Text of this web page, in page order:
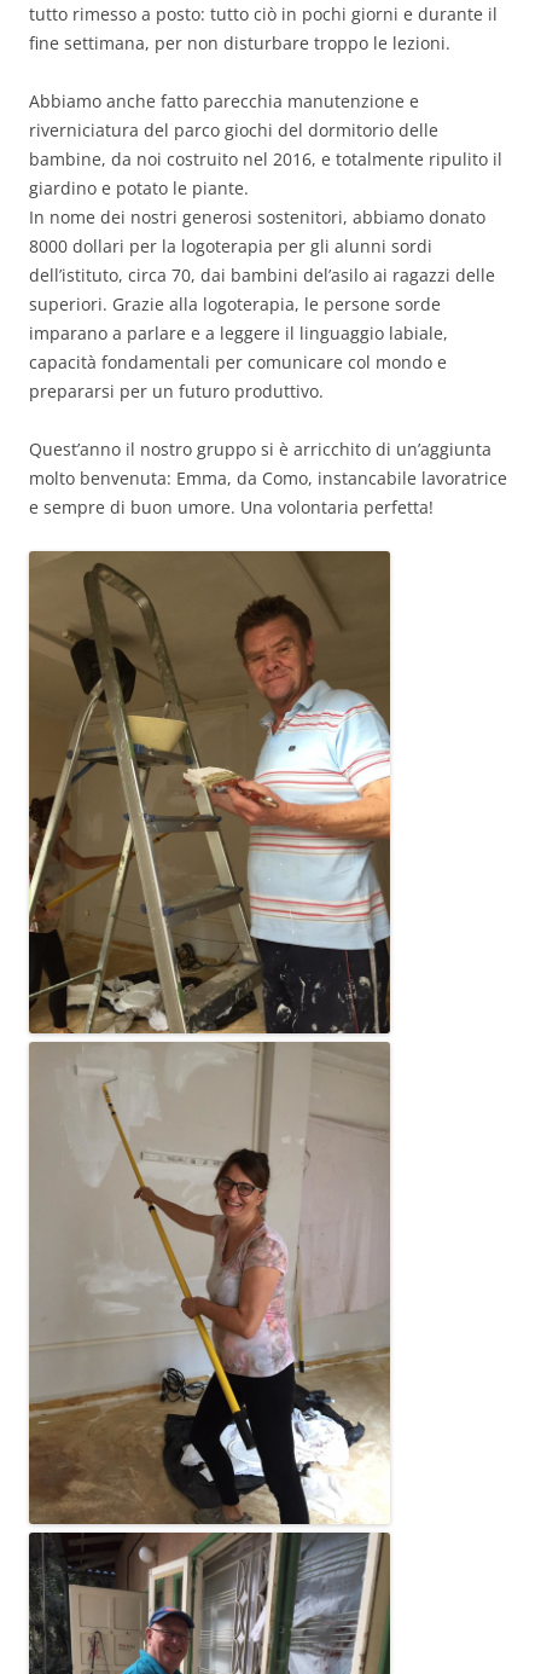
tutto rimesso a posto: tutto ciò in pochi giorni e durante il
fine settimana, per non disturbare troppo le lezioni.
Abbiamo anche fatto parecchia manutenzione e
riverniciatura del parco giochi del dormitorio delle
bambine, da noi costruito nel 2016, e totalmente ripulito il
giardino e potato le piante.
In nome dei nostri generosi sostenitori, abbiamo donato
8000 dollari per la logoterapia per gli alunni sordi
dell’istituto, circa 70, dai bambini del’asilo ai ragazzi delle
superiori. Grazie alla logoterapia, le persone sorde
imparano a parlare e a leggere il linguaggio labiale,
capacità fondamentali per comunicare col mondo e
prepararsi per un futuro produttivo.
Quest’anno il nostro gruppo si è arricchito di un’aggiunta
molto benvenuta: Emma, da Como, instancabile lavoratrice
e sempre di buon umore. Una volontaria perfetta!